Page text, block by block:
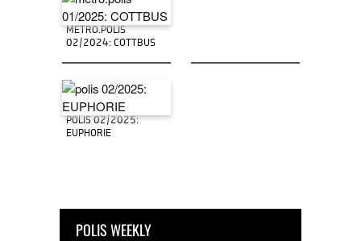
METRO.POLIS
02/2024: COTTBUS
POLIS 02/2025:
EUPHORIE
POLIS WEEKLY